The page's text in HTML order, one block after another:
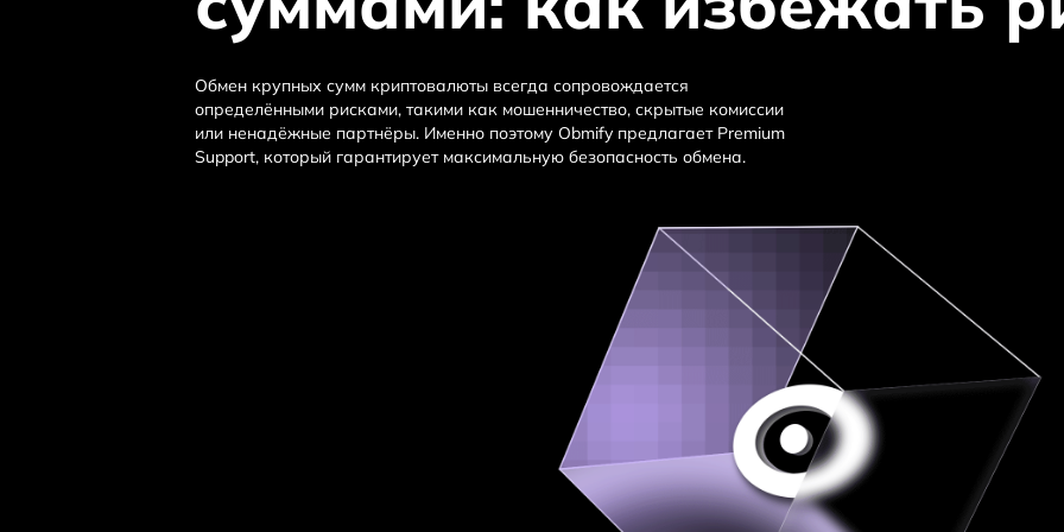
Обмен крупных сумм криптовалюты всегда сопровождается
определёнными рисками, такими как мошенничество, скрытые комиссии
или ненадёжные партнёры. Именно поэтому Obmify предлагает Premium
Support, который гарантирует максимальную безопасность обмена.